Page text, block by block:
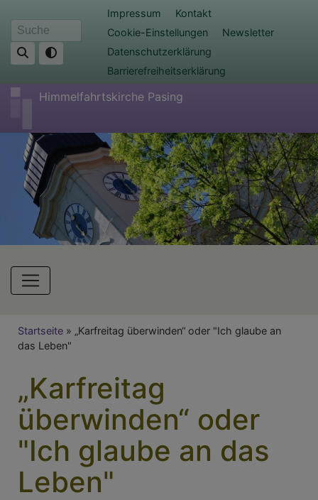
zum
Inhalt
Suche
Fußbereichsmenü
Impressum
Kontakt
Cookie-Einstellungen
Newsletter
Datenschutzerklärung
Barrierefreiheitserklärung
Himmelfahrtskirche Pasing
Hauptnavigation
Breadcrumb
Startseite
„Karfreitag überwinden“ oder "Ich glaube an
das Leben"
„Karfreitag
überwinden“ oder
"Ich glaube an das
Leben"